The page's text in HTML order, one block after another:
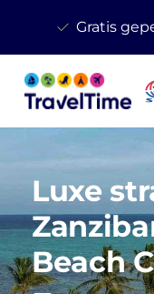
Gratis
Luxe
Beach